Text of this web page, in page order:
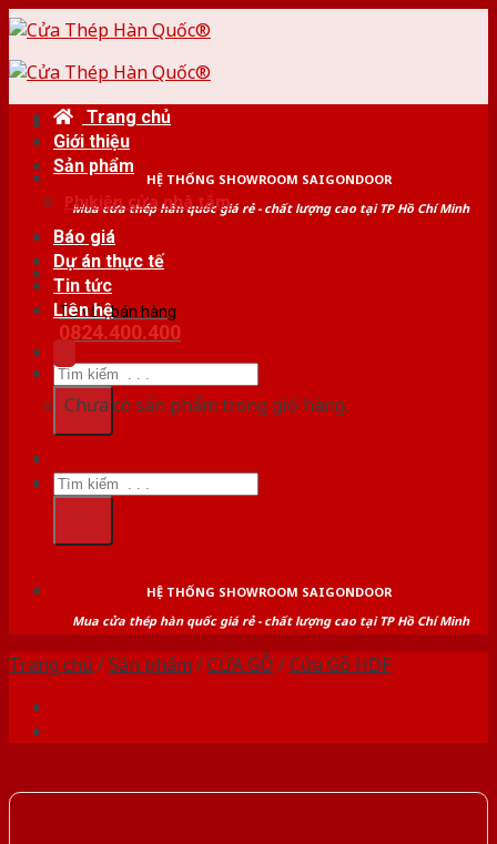
Skip
content
HỆ THỐNG SHOWROOM SAIGONDOOR
Mua cửa thép hàn quốc giá rẻ - chất lượng cao tại TP Hồ Chí Minh
Tư vấn bán hàng
0824.400.400
Tìm
kiếm:
Trang chủ
Giới thiệu
Sản phẩm
Phụ kiện cửa nhà tắm
Báo giá
Dự án thực tế
Tin tức
Liên hệ
Chưa có sản phẩm trong giỏ hàng.
Tìm
kiếm:
HỆ THỐNG SHOWROOM SAIGONDOOR
Mua cửa thép hàn quốc giá rẻ - chất lượng cao tại TP Hồ Chí Minh
Trang chủ /Sản phẩm /CỬA GỖ /Cửa Gỗ HDF